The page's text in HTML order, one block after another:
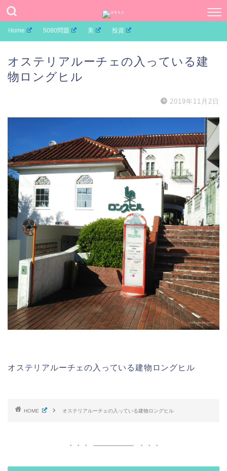
Home 5080問題 美 投資
オステリアルーチェの入っている建
物ロングヒル
2019年11月2日
オステリアルーチェの入っている建物ロングヒル
HOME オステリアルーチェの入っている建物ロングヒル